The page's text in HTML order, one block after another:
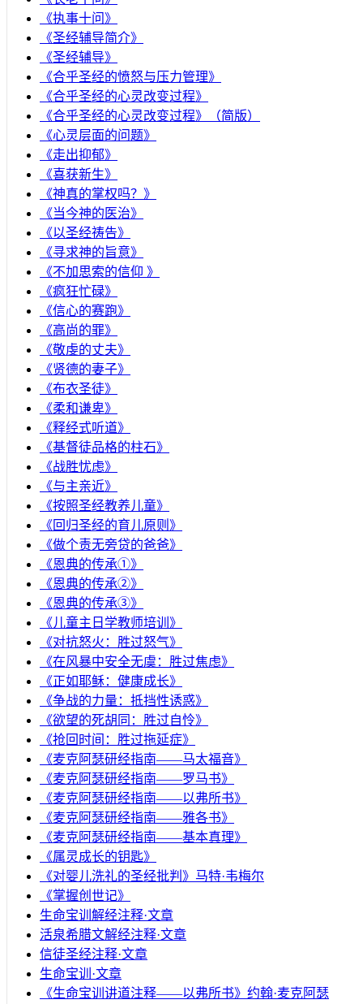
《执事十问》
《圣经辅导简介》
《圣经辅导》
​《合乎圣经的愤怒与压力管理》
《合乎圣经的心灵改变过程》
《合乎圣经的心灵改变过程》（简版）
《心灵层面的问题》
《走出抑郁》
《喜获新生》
《神真的掌权吗？》
《当今神的医治》
《以圣经祷告》
《寻求神的旨意》
《不加思索的信仰 》
《疯狂忙碌》
《信心的赛跑》
《高尚的罪》
《敬虔的丈夫》
《贤德的妻子》
《布衣圣徒》
《柔和谦卑》
《释经式听道》
《基督徒品格的柱石》
《战胜忧虑》
《与主亲近》
《按照圣经教养儿童》
《回归圣经的育儿原则》
《做个责无旁贷的爸爸》
《恩典的传承①》
《恩典的传承②》
《恩典的传承③》
《儿童主日学教师培训》
《对抗怒火：胜过怒气》
《在风暴中安全无虞：胜过焦虑》
《正如耶稣：健康成长》
《争战的力量：抵挡性诱惑》
《欲望的死胡同：胜过自怜》
《抢回时间：胜过拖延症》
《麦克阿瑟研经指南——马太福音》
《麦克阿瑟研经指南——罗马书》
《麦克阿瑟研经指南——以弗所书》
《麦克阿瑟研经指南——雅各书》
《麦克阿瑟研经指南——基本真理》
《属灵成长的钥匙》
《对婴儿洗礼的圣经批判》马特·韦梅尔
《掌握创世记》
生命宝训解经注释·文章
活泉希腊文解经注释·文章
信徒圣经注释·文章
生命宝训·文章
《生命宝训讲道注释——以弗所书》约翰·麦克阿瑟